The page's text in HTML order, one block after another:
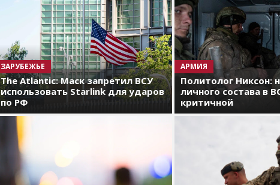
ЗАРУБЕЖЬЕ
The Atlantic: Маск запретил ВСУ
использовать Starlink для ударов
по РФ
АРМИЯ
Политолог Никсон:
личного состава в
критичной